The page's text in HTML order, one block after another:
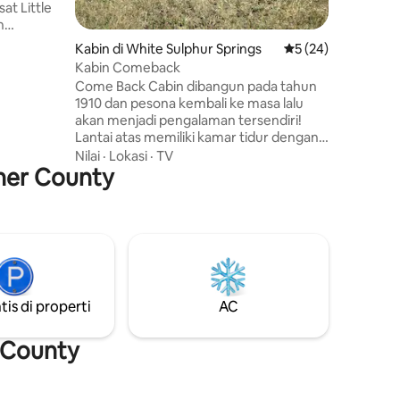
Little
rumah
&
Kabin di White Sulphur Springs Nilai rata-rata 5
5 (24)
Kabin Comeback
Come Back Cabin dibangun pada tahun
1910 dan pesona kembali ke masa lalu
akan menjadi pengalaman tersendiri!
Lantai atas memiliki kamar tidur dengan
tempat tidur queen dan ruang kerja
khusus. Lantai utama memiliki dapur
yang baru direnovasi dengan semua
dengan tempat tidur queen. Dek
dilengkapi dengan pemanggang bbq dan
ada tempat parkir di luar jalan untuk
Nilai · Lokasi · TV
County
di properti AC